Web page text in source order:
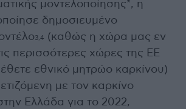
μοντελοποίησης*, η
δημοσιευμένο
3,4
(καθώς η χώρα μας εν
περισσότερες χώρες της ΕΕ
εθνικό μητρώο καρκίνου)
με τον καρκίνο
Ελλάδα για το 2022,